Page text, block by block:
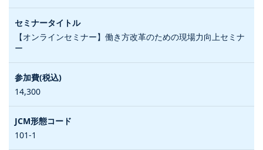
【オンラインセミナー】働き方改革のための現場力向上セミナ
ー
14,300
101-1